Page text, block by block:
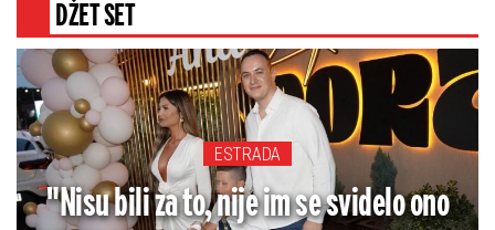
DŽET SET
ESTRADA
"Nisu bili za to, nije im se svidelo ono